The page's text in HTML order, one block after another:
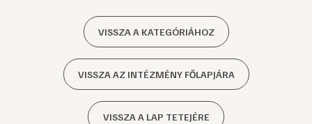
VISSZA A KATEGÓRIÁHOZ
VISSZA AZ INTÉZMÉNY FŐLAPJÁRA
VISSZA A LAP TETEJÉRE